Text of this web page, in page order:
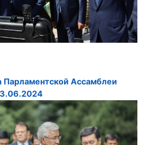
Парламентской Ассамблеи